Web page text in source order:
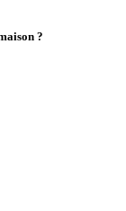
?